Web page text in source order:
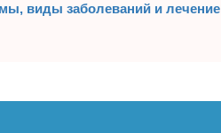
виды заболеваний и лечение